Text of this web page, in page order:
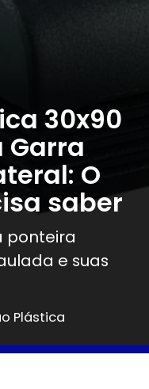
30x90
Garra
O
saber
ponteira
e suas
Plástica